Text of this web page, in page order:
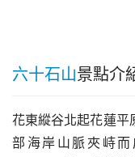
六十石山景點介
花東縱谷北起花蓮平
部海岸山脈夾峙而